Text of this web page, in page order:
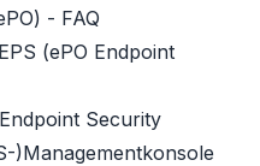
- FAQ
(ePO Endpoint
Security
)Managementkonsole